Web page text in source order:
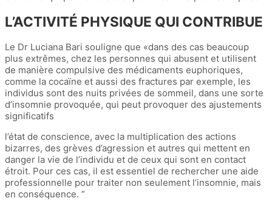
L’ACTIVITÉ PHYSIQUE QUI CONTRIBUE
Le Dr Luciana Bari souligne que «dans des cas beaucoup
plus extrêmes, chez les personnes qui abusent et utilisent
de manière compulsive des médicaments euphoriques,
comme la cocaïne et aussi des fractures par exemple, les
individus sont des nuits privées de sommeil, dans une sorte
d’insomnie provoquée, qui peut provoquer des ajustements
significatifs
l’état de conscience, avec la multiplication des actions
bizarres, des grèves d’agression et autres qui mettent en
danger la vie de l’individu et de ceux qui sont en contact
étroit. Pour ces cas, il est essentiel de rechercher une aide
professionnelle pour traiter non seulement l’insomnie, mais
en conséquence. ”